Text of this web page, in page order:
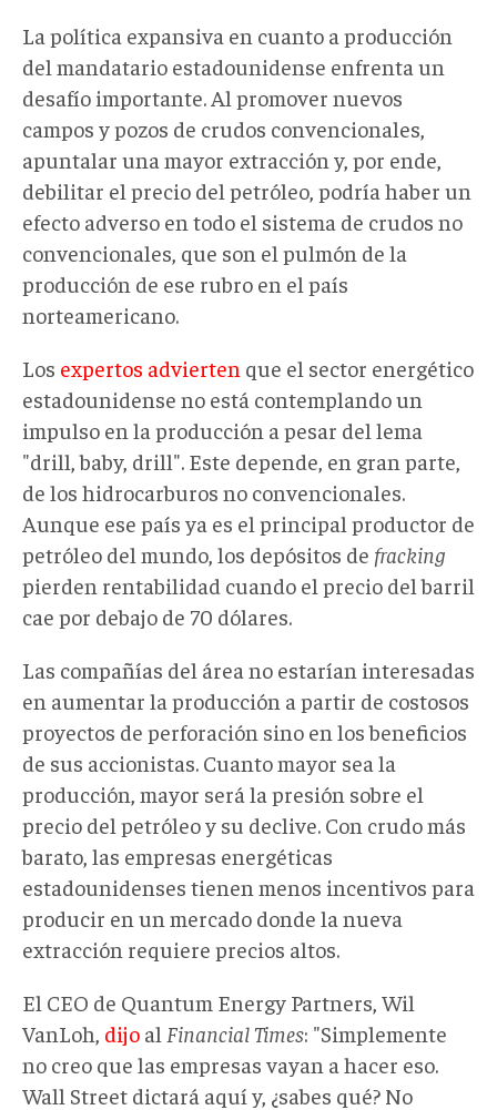
La política expansiva en cuanto a producción
del mandatario estadounidense enfrenta un
desafío importante. Al promover nuevos
campos y pozos de crudos convencionales,
apuntalar una mayor extracción y, por ende,
debilitar el precio del petróleo, podría haber un
efecto adverso en todo el sistema de crudos no
convencionales, que son el pulmón de la
producción de ese rubro en el país
norteamericano.
Los expertos advierten que el sector energético
estadounidense no está contemplando un
impulso en la producción a pesar del lema
"drill, baby, drill". Este depende, en gran parte,
de los hidrocarburos no convencionales.
Aunque ese país ya es el principal productor de
petróleo del mundo, los depósitos de fracking
pierden rentabilidad cuando el precio del barril
cae por debajo de 70 dólares.
Las compañías del área no estarían interesadas
en aumentar la producción a partir de costosos
proyectos de perforación sino en los beneficios
de sus accionistas. Cuanto mayor sea la
producción, mayor será la presión sobre el
precio del petróleo y su declive. Con crudo más
barato, las empresas energéticas
estadounidenses tienen menos incentivos para
producir en un mercado donde la nueva
extracción requiere precios altos.
El CEO de Quantum Energy Partners, Wil
VanLoh, dijo al Financial Times: "Simplemente
no creo que las empresas vayan a hacer eso.
Wall Street dictará aquí y, ¿sabes qué? No